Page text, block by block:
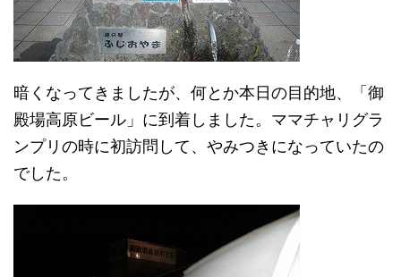
暗くなってきましたが、何とか本日の目的地、「御
殿場高原ビール」に到着しました。ママチャリグラ
ンプリの時に初訪問して、やみつきになっていたの
でした。